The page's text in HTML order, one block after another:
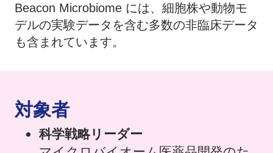
Beacon Microbiome には、細胞株や動物モ
デルの実験データを含む多数の非臨床データ
も含まれています。
対象者
科学戦略リーダー